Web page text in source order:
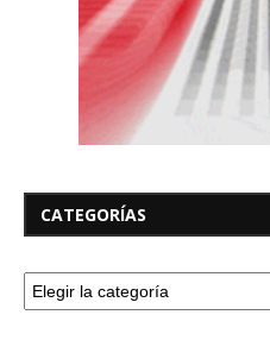
CATEGORÍAS